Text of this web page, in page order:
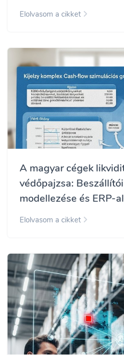
Elolvasom a cikket
A magyar cégek
védőpajzsa:
modellezése és ERP-
Elolvasom a cikket